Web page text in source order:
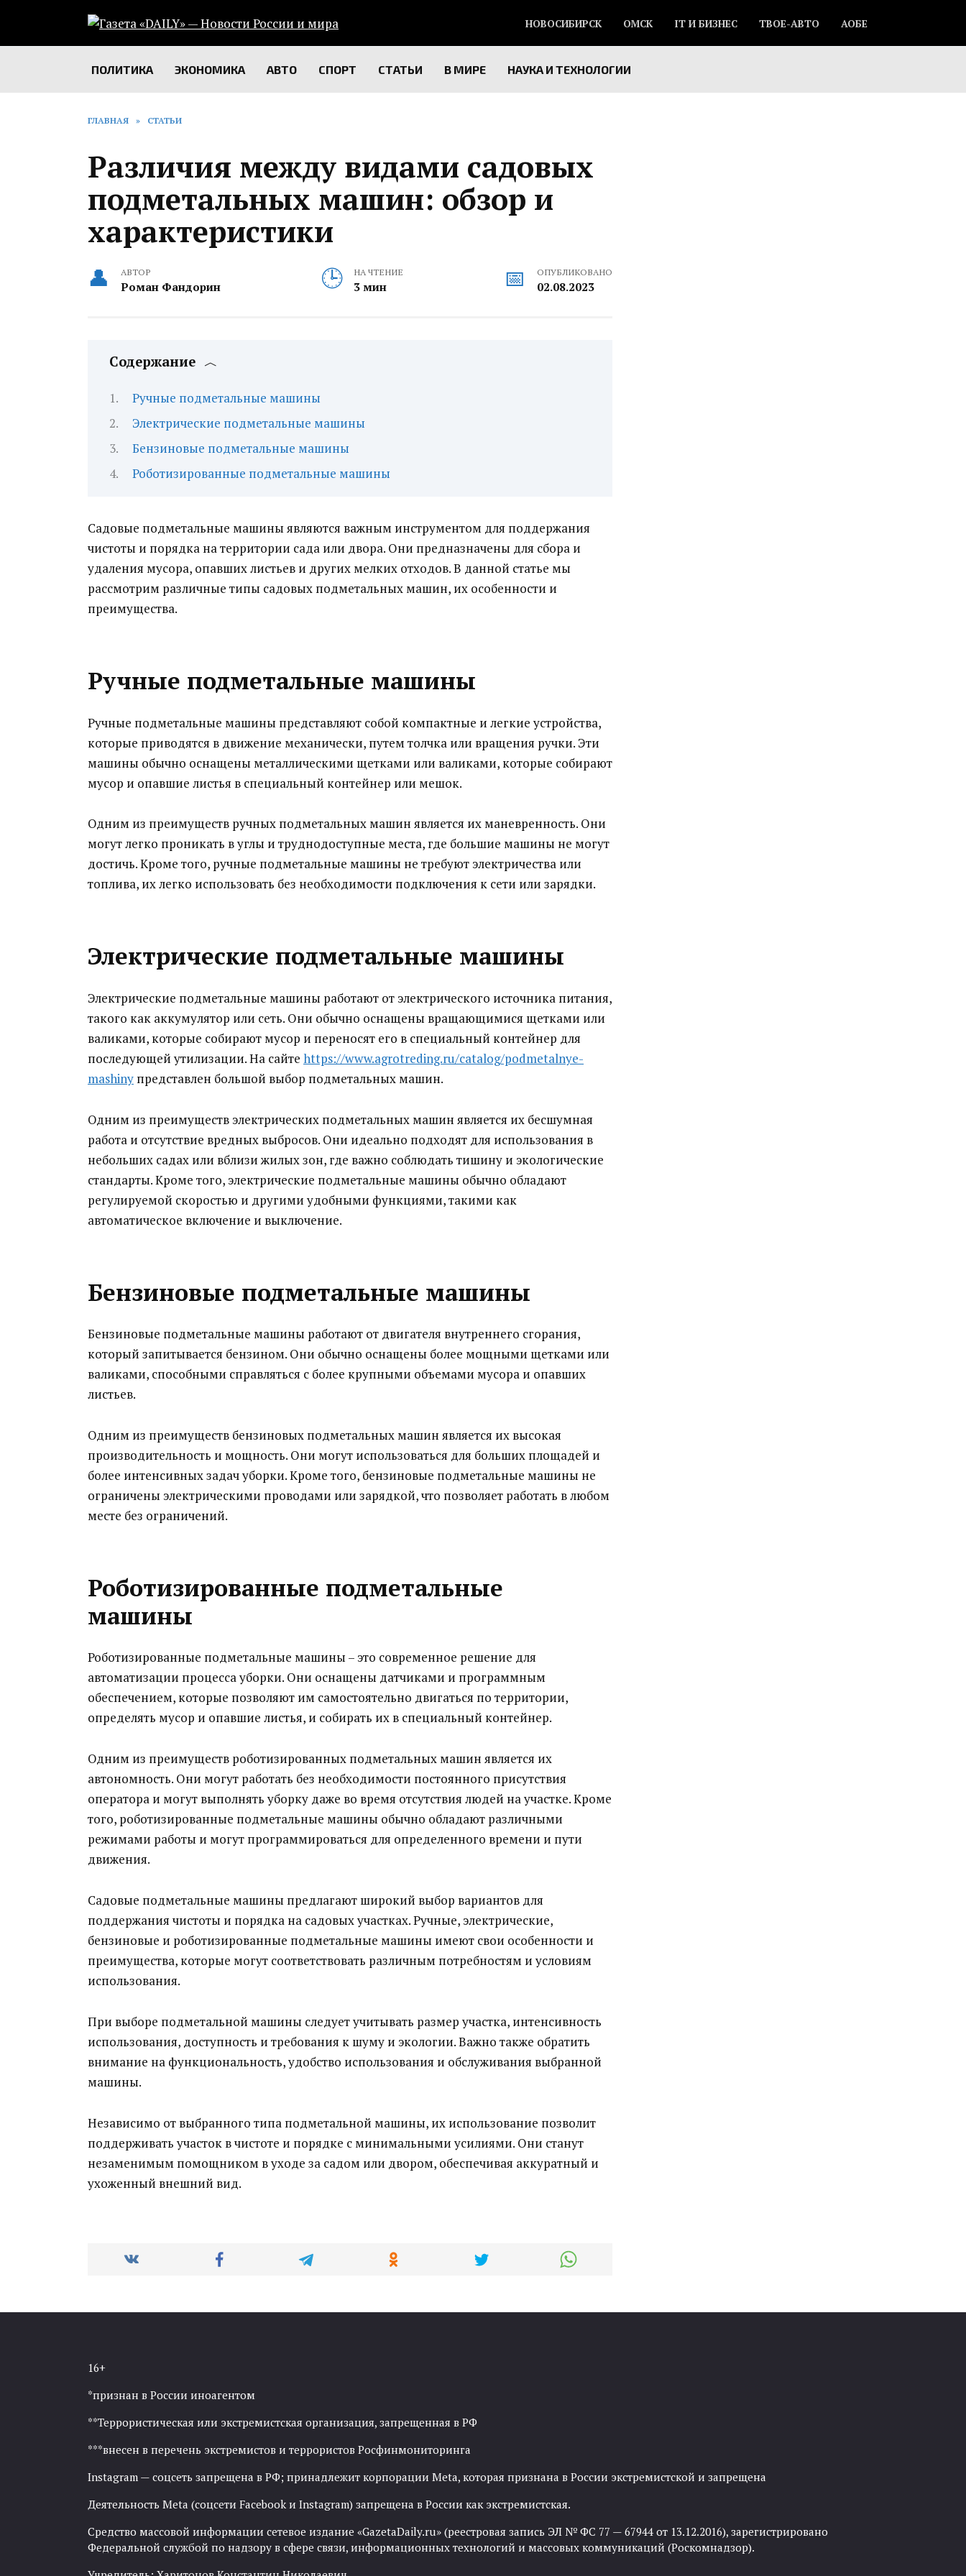
содержанию
НОВОСИБИРСК ОМСК IT И БИЗНЕС ТВОЕ-АВТО АОБЕ
ПОЛИТИКА ЭКОНОМИКА АВТО СПОРТ СТАТЬИ В МИРЕ НАУКА И ТЕХНОЛОГИИ
ГЛАВНАЯ » СТАТЬИ
Различия между видами садовых
подметальных машин: обзор и
характеристики
АВТОР
Роман Фандорин
НА ЧТЕНИЕ
3 мин
ОПУБЛИКОВАНО
02.08.2023
Содержание
Ручные подметальные машины
Электрические подметальные машины
Бензиновые подметальные машины
Роботизированные подметальные машины
Садовые подметальные машины являются важным инструментом для поддержания
чистоты и порядка на территории сада или двора. Они предназначены для сбора и
удаления мусора, опавших листьев и других мелких отходов. В данной статье мы
рассмотрим различные типы садовых подметальных машин, их особенности и
преимущества.
Ручные подметальные машины
Ручные подметальные машины представляют собой компактные и легкие устройства,
которые приводятся в движение механически, путем толчка или вращения ручки. Эти
машины обычно оснащены металлическими щетками или валиками, которые собирают
мусор и опавшие листья в специальный контейнер или мешок.
Одним из преимуществ ручных подметальных машин является их маневренность. Они
могут легко проникать в углы и труднодоступные места, где большие машины не могут
достичь. Кроме того, ручные подметальные машины не требуют электричества или
топлива, их легко использовать без необходимости подключения к сети или зарядки.
Электрические подметальные машины
Электрические подметальные машины работают от электрического источника питания,
такого как аккумулятор или сеть. Они обычно оснащены вращающимися щетками или
валиками, которые собирают мусор и переносят его в специальный контейнер для
последующей утилизации. На сайте https://www.agrotreding.ru/catalog/podmetalnye-
mashiny представлен большой выбор подметальных машин.
Одним из преимуществ электрических подметальных машин является их бесшумная
работа и отсутствие вредных выбросов. Они идеально подходят для использования в
небольших садах или вблизи жилых зон, где важно соблюдать тишину и экологические
стандарты. Кроме того, электрические подметальные машины обычно обладают
регулируемой скоростью и другими удобными функциями, такими как
автоматическое включение и выключение.
Бензиновые подметальные машины
Бензиновые подметальные машины работают от двигателя внутреннего сгорания,
который запитывается бензином. Они обычно оснащены более мощными щетками или
валиками, способными справляться с более крупными объемами мусора и опавших
листьев.
Одним из преимуществ бензиновых подметальных машин является их высокая
производительность и мощность. Они могут использоваться для больших площадей и
более интенсивных задач уборки. Кроме того, бензиновые подметальные машины не
ограничены электрическими проводами или зарядкой, что позволяет работать в любом
месте без ограничений.
Роботизированные подметальные
машины
Роботизированные подметальные машины – это современное решение для
автоматизации процесса уборки. Они оснащены датчиками и программным
обеспечением, которые позволяют им самостоятельно двигаться по территории,
определять мусор и опавшие листья, и собирать их в специальный контейнер.
Одним из преимуществ роботизированных подметальных машин является их
автономность. Они могут работать без необходимости постоянного присутствия
оператора и могут выполнять уборку даже во время отсутствия людей на участке. Кроме
того, роботизированные подметальные машины обычно обладают различными
режимами работы и могут программироваться для определенного времени и пути
движения.
Садовые подметальные машины предлагают широкий выбор вариантов для
поддержания чистоты и порядка на садовых участках. Ручные, электрические,
бензиновые и роботизированные подметальные машины имеют свои особенности и
преимущества, которые могут соответствовать различным потребностям и условиям
использования.
При выборе подметальной машины следует учитывать размер участка, интенсивность
использования, доступность и требования к шуму и экологии. Важно также обратить
внимание на функциональность, удобство использования и обслуживания выбранной
машины.
Независимо от выбранного типа подметальной машины, их использование позволит
поддерживать участок в чистоте и порядке с минимальными усилиями. Они станут
незаменимым помощником в уходе за садом или двором, обеспечивая аккуратный и
ухоженный внешний вид.
16+
*признан в России иноагентом
**Террористическая или экстремистская организация, запрещенная в РФ
***внесен в перечень экстремистов и террористов Росфинмониторинга
Instagram — соцсеть запрещена в РФ; принадлежит корпорации Meta, которая признана в России экстремистской и запрещена
Деятельность Meta (соцсети Facebook и Instagram) запрещена в России как экстремистская.
Средство массовой информации сетевое издание «GazetaDaily.ru» (реестровая запись ЭЛ № ФС 77 — 67944 от 13.12.2016), зарегистрировано
Федеральной службой по надзору в сфере связи, информационных технологий и массовых коммуникаций (Роскомнадзор).